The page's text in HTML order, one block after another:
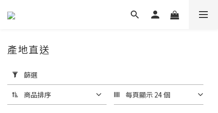
用
篩
選
(0/20)
產地直送
篩選
商品排序 每頁顯示 24 個